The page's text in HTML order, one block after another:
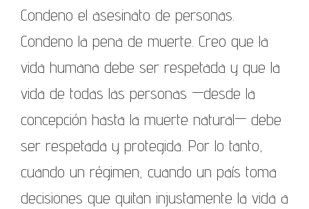
Condeno el asesinato de personas.
Condeno la pena de muerte. Creo que la
vida humana debe ser respetada y que la
vida de todas las personas —desde la
concepción hasta la muerte natural— debe
ser respetada y protegida. Por lo tanto,
cuando un régimen, cuando un país toma
decisiones que quitan injustamente la vida a